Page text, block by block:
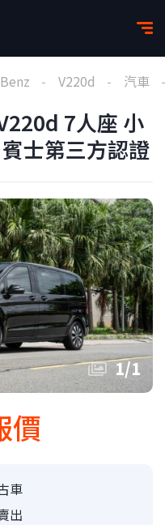
V220d 汽車
7人座 小
士第三方認證
1/1
價
車
出